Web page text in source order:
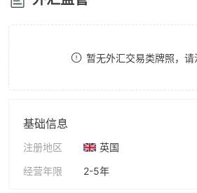
7
暂无外汇交易类牌照，请
基础信息
注册地区
英国
经营年限
2-5年